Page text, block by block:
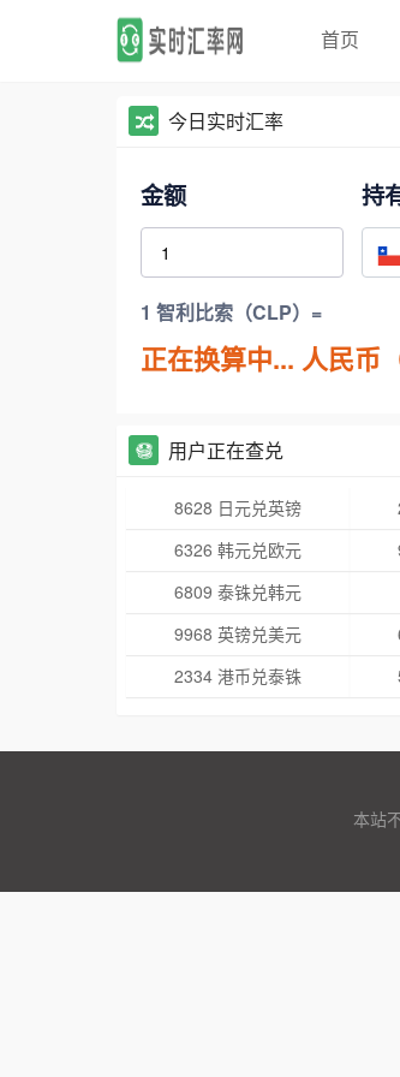
首页
今日实时汇率
金额 持
1 智利比索（CLP）=
正在换算中... 人民币
用户正在查兑
8628 日元兑英镑
6326 韩元兑欧元
6809 泰铢兑韩元
9968 英镑兑美元
2334 港币兑泰铢
本站